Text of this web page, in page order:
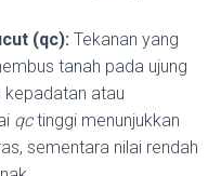
(qc): Tekanan yang
tanah pada ujung
kepadatan atau
qctinggi menunjukkan
sementara nilai rendah